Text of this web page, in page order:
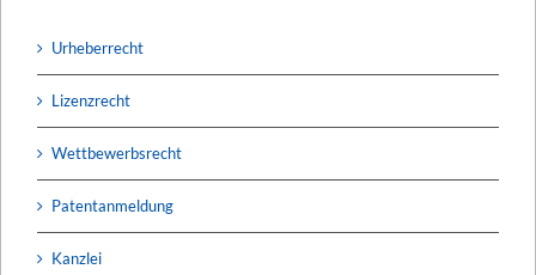
Urheberrecht
Lizenzrecht
Wettbewerbsrecht
Patentanmeldung
Kanzlei